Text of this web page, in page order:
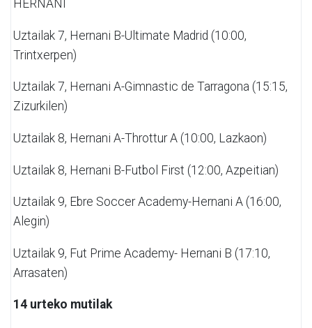
HERNANI
Uztailak 7, Hernani B-Ultimate Madrid (10:00,
Trintxerpen)
Uztailak 7, Hernani A-Gimnastic de Tarragona (15:15,
Zizurkilen)
Uztailak 8, Hernani A-Throttur A (10:00, Lazkaon)
Uztailak 8, Hernani B-Futbol First (12:00, Azpeitian)
Uztailak 9, Ebre Soccer Academy-Hernani A (16:00,
Alegin)
Uztailak 9, Fut Prime Academy- Hernani B (17:10,
Arrasaten)
14 urteko mutilak